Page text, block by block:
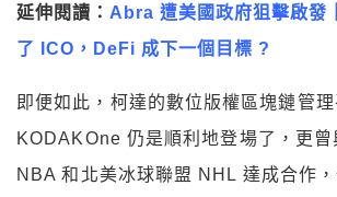
延伸閱讀： Abra 遭美國政府狙擊啟發
了 ICO，DeFi 成下一個目標 ?
即便如此，柯達的數位版權區塊鏈管理
KODAKOne 仍是順利地登場了，更曾
NBA 和北美冰球聯盟 NHL 達成合作